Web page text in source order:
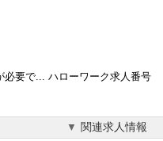
必要で... ハローワーク求人番号
関連求人情報